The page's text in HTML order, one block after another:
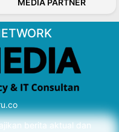
berita aktual dan